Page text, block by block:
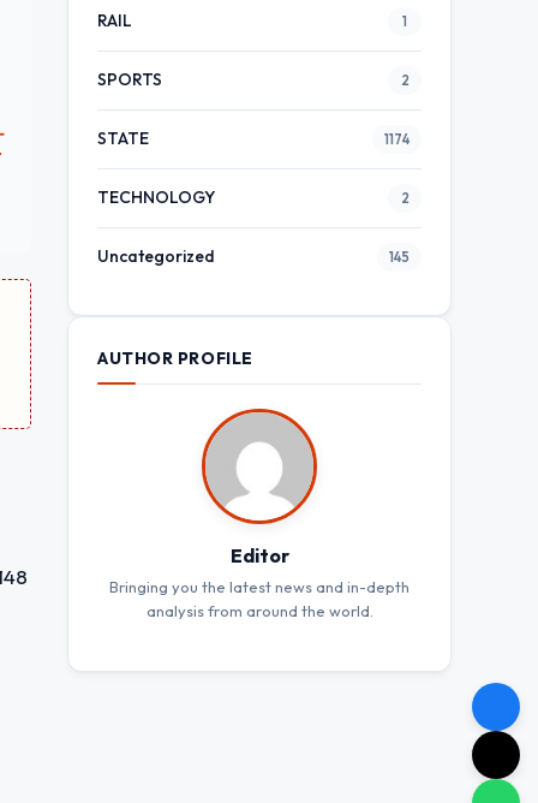
RAIL 1
SPORTS 2
STATE 1174
TECHNOLOGY 2
Uncategorized 145
AUTHOR PROFILE
Editor
Bringing you the latest news and in-depth
analysis from around the world.